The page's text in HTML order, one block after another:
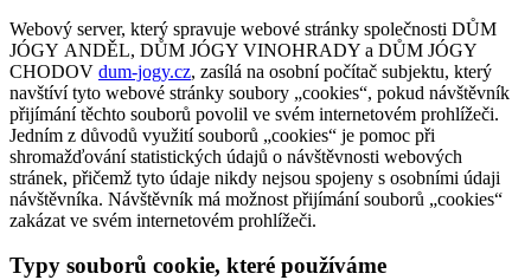
Webový server, který spravuje webové stránky společnosti DŮM
JÓGY ANDĚL, DŮM JÓGY VINOHRADY a DŮM JÓGY
CHODOV dum-jogy.cz, zasílá na osobní počítač subjektu, který
navštíví tyto webové stránky soubory „cookies“, pokud návštěvník
přijímání těchto souborů povolil ve svém internetovém prohlížeči.
Jedním z důvodů využití souborů „cookies“ je pomoc při
shromažďování statistických údajů o návštěvnosti webových
stránek, přičemž tyto údaje nikdy nejsou spojeny s osobními údaji
návštěvníka. Návštěvník má možnost přijímání souborů „cookies“
zakázat ve svém internetovém prohlížeči.
Typy souborů cookie, které používáme